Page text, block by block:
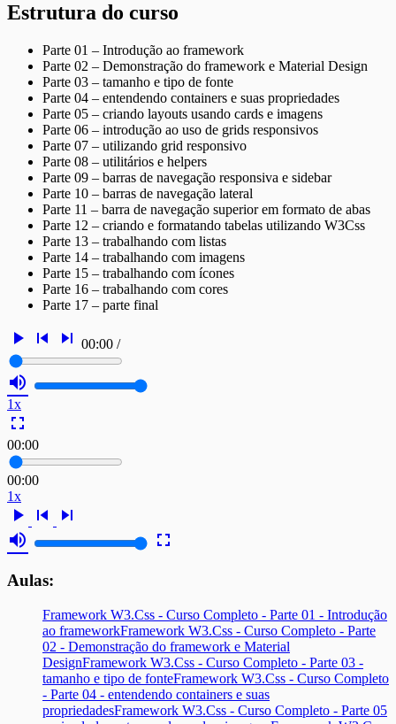
Estrutura do curso
Parte 01 – Introdução ao framework
Parte 02 – Demonstração do framework e Material Design
Parte 03 – tamanho e tipo de fonte
Parte 04 – entendendo containers e suas propriedades
Parte 05 – criando layouts usando cards e imagens
Parte 06 – introdução ao uso de grids responsivos
Parte 07 – utilizando grid responsivo
Parte 08 – utilitários e helpers
Parte 09 – barras de navegação responsiva e sidebar
Parte 10 – barras de navegação lateral
Parte 11 – barra de navegação superior em formato de abas
Parte 12 – criando e formatando tabelas utilizando W3Css
Parte 13 – trabalhando com listas
Parte 14 – trabalhando com imagens
Parte 15 – trabalhando com ícones
Parte 16 – trabalhando com cores
Parte 17 – parte final
play_arrow skip_previous skip_next 00:00 /
volume_up
1x
fullscreen
00:00
00:00
1x
play_arrow skip_previous
skip_next
volume_up
fullscreen
Aulas:
Framework W3.Css - Curso Completo - Parte 01 - Introdução
ao frameworkFramework W3.Css - Curso Completo - Parte
02 - Demonstração do framework e Material
DesignFramework W3.Css - Curso Completo - Parte 03 -
tamanho e tipo de fonteFramework W3.Css - Curso Completo
- Parte 04 - entendendo containers e suas
propriedadesFramework W3.Css - Curso Completo - Parte 05